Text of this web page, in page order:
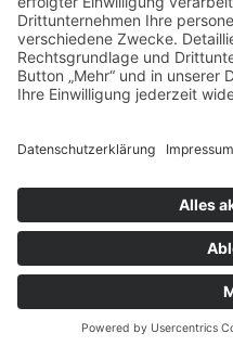
Abholung und Verkauf
im Lagerausschließlich
nach Termin­vereinbarung.
Bezahlung & Versand
Datenschutz
AGB